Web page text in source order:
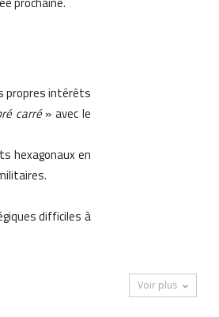
propres intérêts
carré» avec le
hexagonaux en
difficiles à
Voir plus